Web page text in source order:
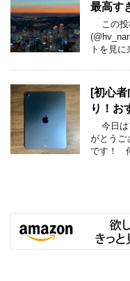
最高す
この投
トを見
[初心
り！お
今日は
がとう
です！